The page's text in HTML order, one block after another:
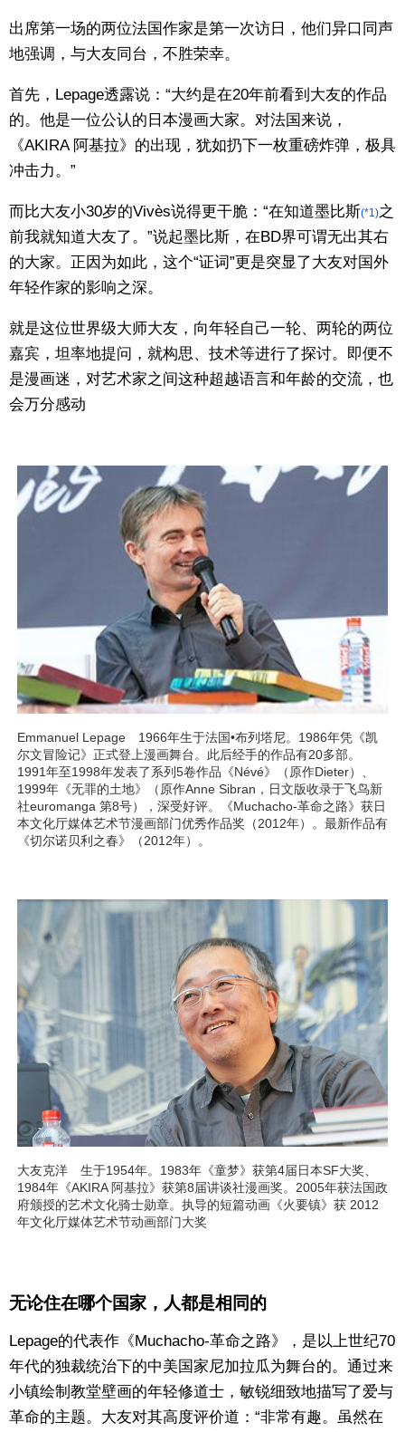
出席第一场的两位法国作家是第一次访日，他们异口同声
地强调，与大友同台，不胜荣幸。
首先，Lepage透露说：“大约是在20年前看到大友的作品
的。他是一位公认的日本漫画大家。对法国来说，
《AKIRA 阿基拉》的出现，犹如扔下一枚重磅炸弹，极具
冲击力。”
而比大友小30岁的Vivès说得更干脆：“在知道墨比斯(*1)之
前我就知道大友了。”说起墨比斯，在BD界可谓无出其右
的大家。正因为如此，这个“证词”更是突显了大友对国外
年轻作家的影响之深。
就是这位世界级大师大友，向年轻自己一轮、两轮的两位
嘉宾，坦率地提问，就构思、技术等进行了探讨。即便不
是漫画迷，对艺术家之间这种超越语言和年龄的交流，也
会万分感动
Emmanuel Lepage 1966年生于法国•布列塔尼。1986年凭《凯
尔文冒险记》正式登上漫画舞台。此后经手的作品有20多部。
1991年至1998年发表了系列5卷作品《Névé》（原作Dieter）、
1999年《无罪的土地》（原作Anne Sibran，日文版收录于飞鸟新
社euromanga 第8号），深受好评。《Muchacho-革命之路》获日
本文化厅媒体艺术节漫画部门优秀作品奖（2012年）。最新作品有
《切尔诺贝利之春》（2012年）。
大友克洋 生于1954年。1983年《童梦》获第4届日本SF大奖、
1984年《AKIRA 阿基拉》获第8届讲谈社漫画奖。2005年获法国政
府颁授的艺术文化骑士勋章。执导的短篇动画《火要镇》获 2012
年文化厅媒体艺术节动画部门大奖
无论住在哪个国家，人都是相同的
Lepage的代表作《Muchacho-革命之路》，是以上世纪70
年代的独裁统治下的中美国家尼加拉瓜为舞台的。通过来
小镇绘制教堂壁画的年轻修道士，敏锐细致地描写了爱与
革命的主题。大友对其高度评价道：“非常有趣。虽然在